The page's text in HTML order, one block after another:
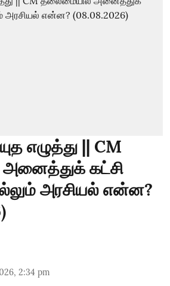
எழுத்து || CM
கட்சி
அரசியல் என்ன?
2:34 pm